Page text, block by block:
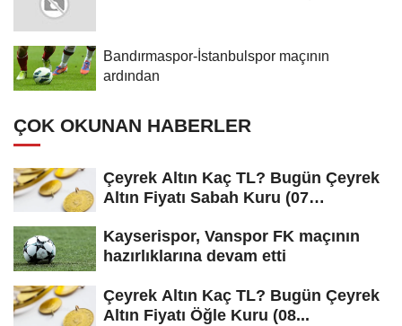
Bandırmaspor-İstanbulspor maçının
ardından
ÇOK OKUNAN HABERLER
Çeyrek Altın Kaç TL? Bugün Çeyrek
Altın Fiyatı Sabah Kuru (07
Kayserispor, Vanspor FK maçının
hazırlıklarına devam etti
Çeyrek Altın Kaç TL? Bugün Çeyrek
Altın Fiyatı Öğle Kuru (08...